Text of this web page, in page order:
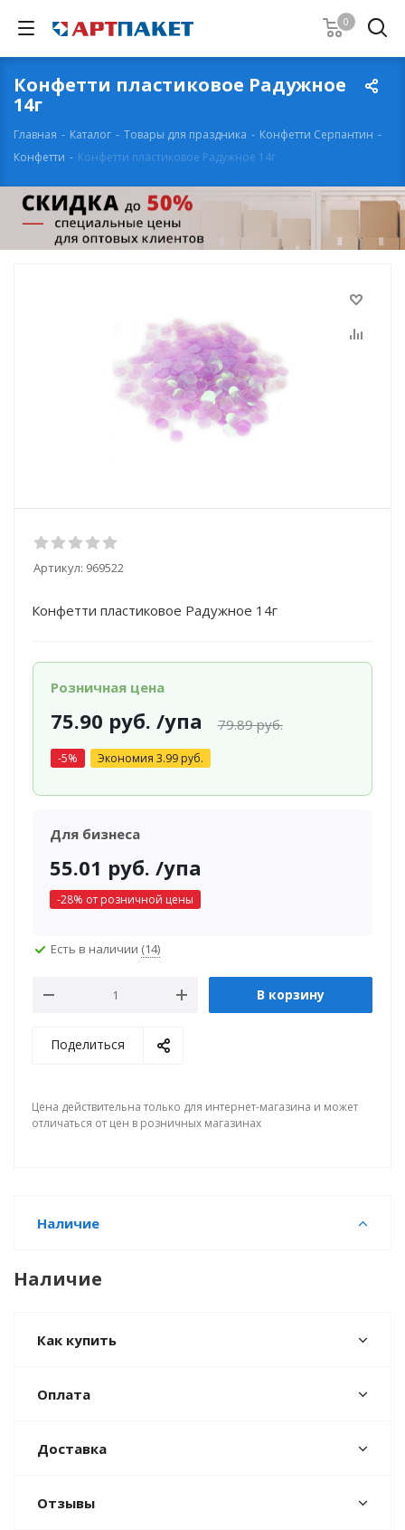
0
Конфетти пластиковое Радужное
14г
Главная - Каталог - Товары для праздника - Конфетти Серпантин -
Конфетти - Конфетти пластиковое Радужное 14г
Артикул: 969522
Конфетти пластиковое Радужное 14г
Розничная цена
75.90 руб. /упа 79.89руб.
-5% Экономия 3.99руб.
Для бизнеса
55.01 руб. /упа
-28% от розничной цены
Есть в наличии (14)
В корзину
Поделиться
Цена действительна только для интернет-магазина и может
отличаться от цен в розничных магазинах
Наличие
Наличие
Как купить
Оплата
Доставка
Отзывы